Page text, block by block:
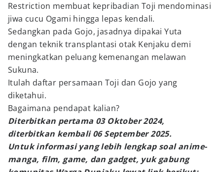
Restriction membuat kepribadian Toji mendominasi
jiwa cucu Ogami hingga lepas kendali.
Sedangkan pada Gojo, jasadnya dipakai Yuta
dengan teknik transplantasi otak Kenjaku demi
meningkatkan peluang kemenangan melawan
Sukuna.
Itulah daftar persamaan Toji dan Gojo yang
diketahui.
Bagaimana pendapat kalian?
Diterbitkan pertama 03 Oktober 2024,
diterbitkan kembali 06 September 2025.
Untuk informasi yang lebih lengkap soal anime-
manga, film, game, dan gadget, yuk gabung